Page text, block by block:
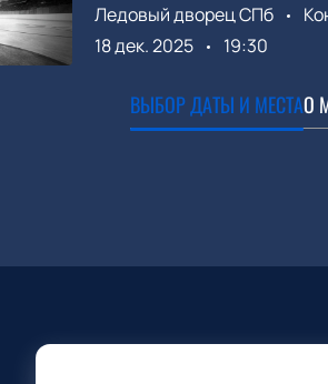
Ледовый дворец СПб
18 дек. 2025
19:30
ВЫБОР ДАТЫ И МЕСТАО